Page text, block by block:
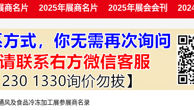
商名片 2025年展商名片 2025年展会会刊
风及食品冷冻加工展参展商名录